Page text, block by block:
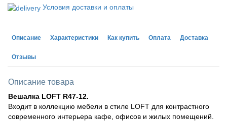
Условия доставки и оплаты
Описание Характеристики Как купить Оплата Доставка
Отзывы
Описание товара
Вешалка LOFT R47-12.
Входит в коллекцию мебели в стиле LOFT для контрастного
современного интерьера кафе, офисов и жилых помещений.